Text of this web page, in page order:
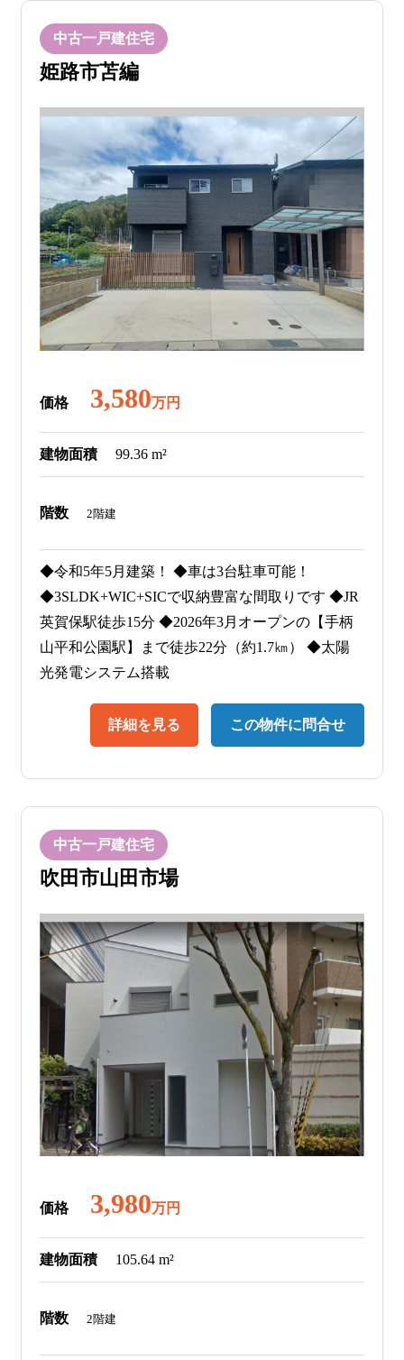
中古一戸建住宅
姫路市苫編
価格 3,580万円
建物面積 99.36 m²
階数 2階建
◆令和5年5月建築！ ◆車は3台駐車可能！
◆3SLDK+WIC+SICで収納豊富な間取りです ◆JR
英賀保駅徒歩15分 ◆2026年3月オープンの【手柄
山平和公園駅】まで徒歩22分（約1.7㎞） ◆太陽
光発電システム搭載
詳細を見る この物件に問合せ
中古一戸建住宅
吹田市山田市場
価格 3,980万円
建物面積 105.64 m²
階数 2階建